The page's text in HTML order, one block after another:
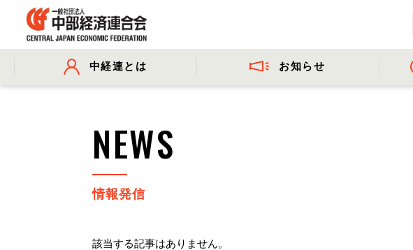
中経連とは
- 事業・財務に関する資料
お知らせ
NEWS
情報発信
該当する記事はありません。